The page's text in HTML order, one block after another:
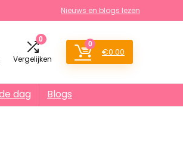
Nieuws en blogs lezen
0
Vergelijken
0
€0.00
dag Blogs